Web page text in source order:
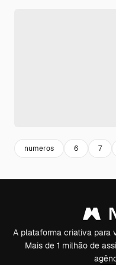
numeros 6 7
A plataforma criativa para
Mais de 1 milhão de